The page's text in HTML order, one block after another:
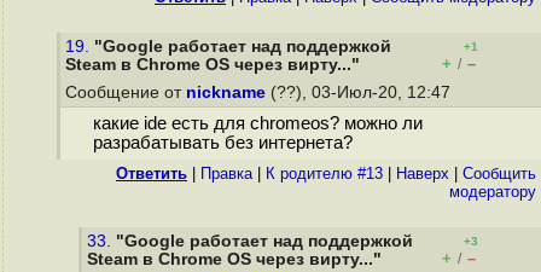
19. "Google работает над поддержкой
Steam в Chrome OS через вирту..."
+1
+ / –
Сообщение от nickname (??), 03-Июл-20, 12:47
какие ide есть для chromeos? можно ли
разрабатывать без интернета?
Ответить Правка| К родителю #13 Наверх
Cообщить
модератору
33. "Google работает над поддержкой
Steam в Chrome OS через вирту..."
+3
+ / –